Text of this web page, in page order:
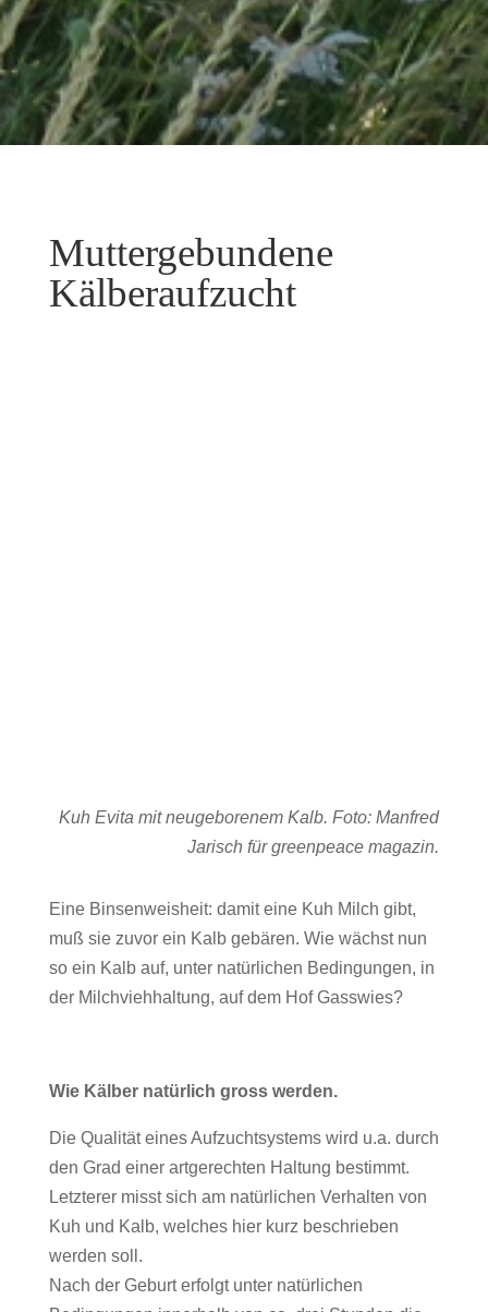
Muttergebundene
Kälberaufzucht
Kuh Evita mit neugeborenem Kalb. Foto: Manfred
Jarisch für greenpeace magazin.
Eine Binsenweisheit: damit eine Kuh Milch gibt,
muß sie zuvor ein Kalb gebären. Wie wächst nun
so ein Kalb auf, unter natürlichen Bedingungen, in
der Milchviehhaltung, auf dem Hof Gasswies?
Wie Kälber natürlich gross werden.
Die Qualität eines Aufzuchtsystems wird u.a. durch
den Grad einer artgerechten Haltung bestimmt.
Letzterer misst sich am natürlichen Verhalten von
Kuh und Kalb, welches hier kurz beschrieben
werden soll.
Nach der Geburt erfolgt unter natürlichen